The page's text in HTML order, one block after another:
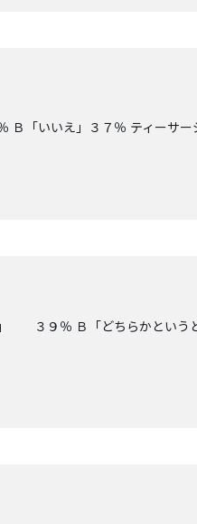
「いいえ」３７％ ティーサー
３９％ Ｂ「どちらかという